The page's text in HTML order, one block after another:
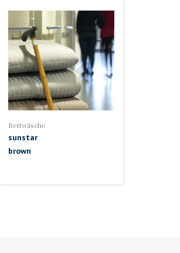
Bettwäsche
sunstar
brown